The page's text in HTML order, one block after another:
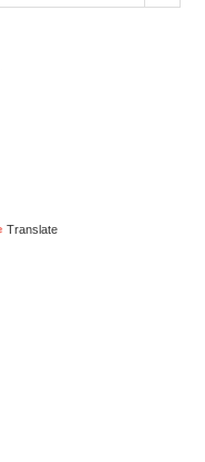
Translate